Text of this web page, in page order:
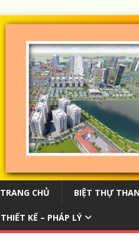
TRANG CHỦ BIỆT THỰ
THIẾT KẾ – PHÁP LÝ